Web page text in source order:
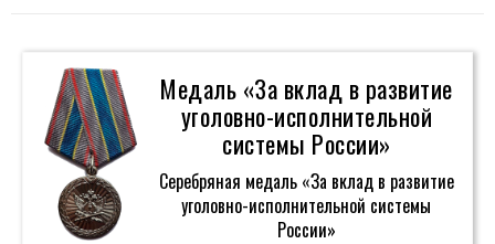
Медаль «За вклад в развитие
уголовно-исполнительной
системы России»
Серебряная медаль «За вклад в развитие
уголовно-исполнительной системы
России»